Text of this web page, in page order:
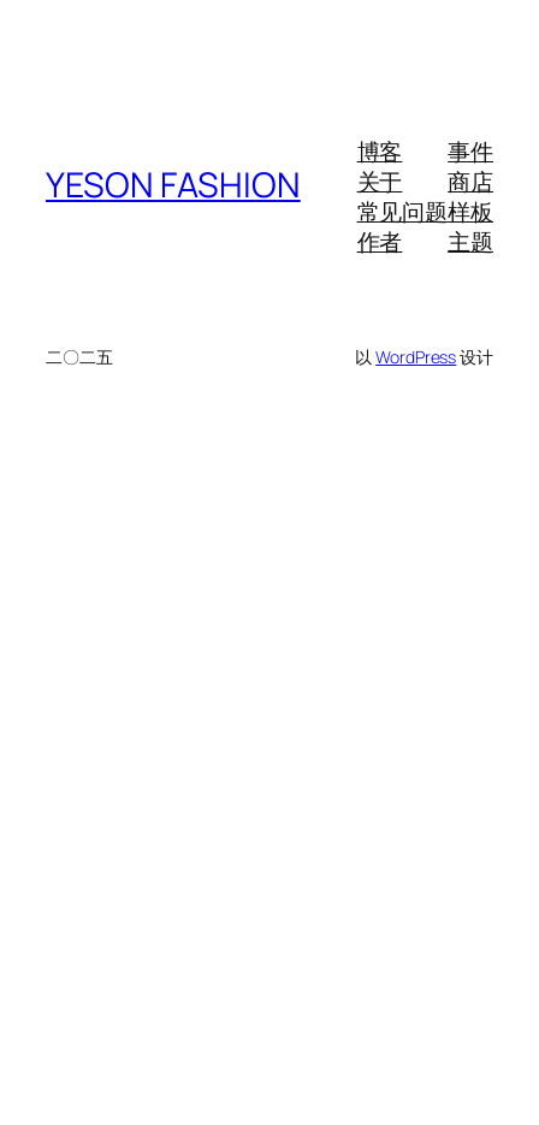
YESON FASHION
博客
关于
常见问题
作者
事件
商店
样板
主题
二〇二五 以WordPress设计